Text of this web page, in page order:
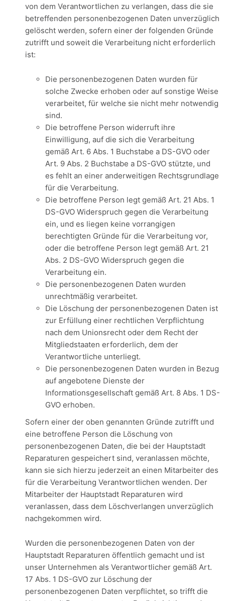
von dem Verantwortlichen zu verlangen, dass die sie
betreffenden personenbezogenen Daten unverzüglich
gelöscht werden, sofern einer der folgenden Gründe
zutrifft und soweit die Verarbeitung nicht erforderlich
ist:
Die personenbezogenen Daten wurden für
solche Zwecke erhoben oder auf sonstige Weise
verarbeitet, für welche sie nicht mehr notwendig
sind.
Die betroffene Person widerruft ihre
Einwilligung, auf die sich die Verarbeitung
gemäß Art. 6 Abs. 1 Buchstabe a DS-GVO oder
Art. 9 Abs. 2 Buchstabe a DS-GVO stützte, und
es fehlt an einer anderweitigen Rechtsgrundlage
für die Verarbeitung.
Die betroffene Person legt gemäß Art. 21 Abs. 1
DS-GVO Widerspruch gegen die Verarbeitung
ein, und es liegen keine vorrangigen
berechtigten Gründe für die Verarbeitung vor,
oder die betroffene Person legt gemäß Art. 21
Abs. 2 DS-GVO Widerspruch gegen die
Verarbeitung ein.
Die personenbezogenen Daten wurden
unrechtmäßig verarbeitet.
Die Löschung der personenbezogenen Daten ist
zur Erfüllung einer rechtlichen Verpflichtung
nach dem Unionsrecht oder dem Recht der
Mitgliedstaaten erforderlich, dem der
Verantwortliche unterliegt.
Die personenbezogenen Daten wurden in Bezug
auf angebotene Dienste der
Informationsgesellschaft gemäß Art. 8 Abs. 1 DS-
GVO erhoben.
Sofern einer der oben genannten Gründe zutrifft und
eine betroffene Person die Löschung von
personenbezogenen Daten, die bei der Hauptstadt
Reparaturen gespeichert sind, veranlassen möchte,
kann sie sich hierzu jederzeit an einen Mitarbeiter des
für die Verarbeitung Verantwortlichen wenden. Der
Mitarbeiter der Hauptstadt Reparaturen wird
veranlassen, dass dem Löschverlangen unverzüglich
nachgekommen wird.
Wurden die personenbezogenen Daten von der
Hauptstadt Reparaturen öffentlich gemacht und ist
unser Unternehmen als Verantwortlicher gemäß Art.
17 Abs. 1 DS-GVO zur Löschung der
personenbezogenen Daten verpflichtet, so trifft die